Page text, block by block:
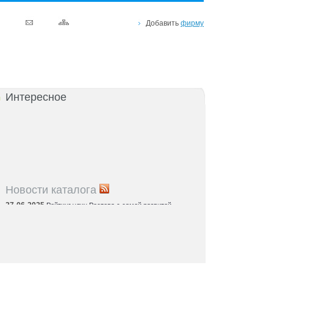
Добавить фирму
Интересное
Новости каталога
27-06-2025 Рейтинг улиц Ростова с самой развитой